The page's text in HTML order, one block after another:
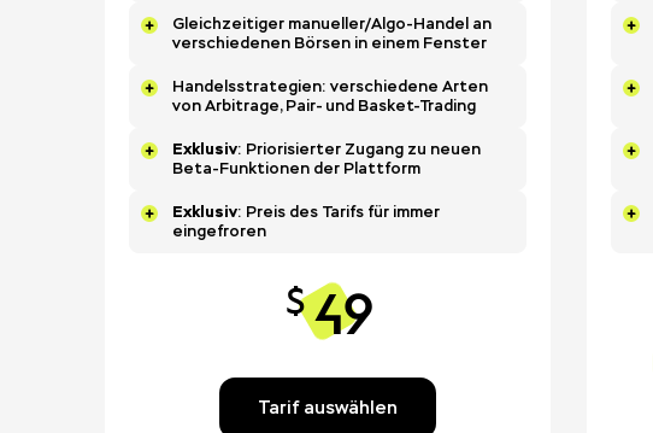
Gleichzeitiger manueller/Algo-Handel an
verschiedenen Börsen in einem Fenster
Handelsstrategien: verschiedene Arten
von Arbitrage, Pair- und Basket-Trading
Exklusiv: Priorisierter Zugang zu neuen
Beta-Funktionen der Plattform
Exklusiv: Preis des Tarifs für immer
eingefroren
$ 49
Tarif auswählen